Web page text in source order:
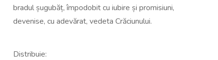
bradul șugubăț, împodobit cu iubire și promisiuni,
devenise, cu adevărat, vedeta Crăciunului.
Distribuie: